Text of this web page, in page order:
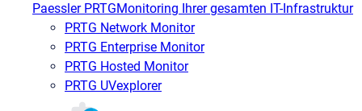
Paessler PRTGMonitoring Ihrer gesamten IT-Infrastruktur
PRTG Network Monitor
PRTG Enterprise Monitor
PRTG Hosted Monitor
PRTG UVexplorer